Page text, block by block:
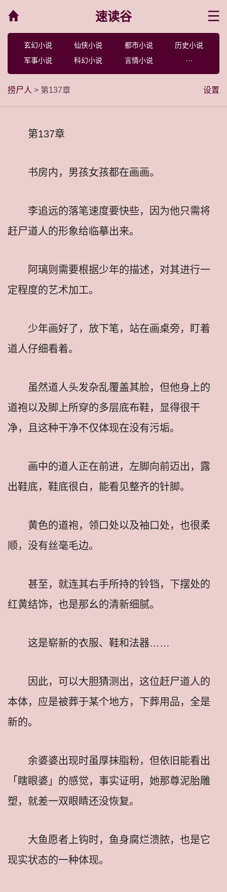
速读谷
玄幻小说 仙侠小说 都市小说
历史小说
军事小说
科幻小说 言情小说 ···
设置
捞尸人 > 第137章
第137章
书房内，男孩女孩都在画画。
李追远的落笔速度要快些，因为他只需将
赶尸道人的形象给临摹出来。
阿璃则需要根据少年的描述，对其进行一
定程度的艺术加工。
少年画好了，放下笔，站在画桌旁，盯着
道人仔细看着。
虽然道人头发杂乱覆盖其脸，但他身上的
道袍以及脚上所穿的多层底布鞋，显得很干
净，且这种干净不仅体现在没有污垢。
画中的道人正在前进，左脚向前迈出，露
出鞋底，鞋底很白，能看见整齐的针脚。
黄色的道袍，领口处以及袖口处，也很柔
顺，没有丝毫毛边。
甚至，就连其右手所持的铃铛，下摆处的
红黄结饰，也是那幺的清新细腻。
这是崭新的衣服、鞋和法器……
因此，可以大胆猜测出，这位赶尸道人的
本体，应是被葬于某个地方，下葬用品，全是
新的。
余婆婆出现时虽厚抹脂粉，但依旧能看出
「瞎眼婆」的感觉，事实证明，她那尊泥胎雕
塑，就差一双眼睛还没恢复。
大鱼愿者上钩时，鱼身腐烂溃脓，也是它
现实状态的一种体现。